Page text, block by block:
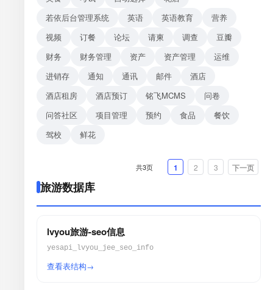
若依后台管理系统
英语 英语教育
营养
视频
订餐 论坛 请柬 调查
豆瓣
财务
财务管理 资产 资产管理
运维
进销存
通知 通讯 邮件
酒店
酒店租房
酒店预订 铭飞MCMS
问卷
问答社区
项目管理 预约 食品
餐饮
驾校
鲜花
1 2 3 下一页
共3页
旅游数据库
lvyou旅游-seo信息
yesapi_lvyou_jee_seo_info
查看表结构